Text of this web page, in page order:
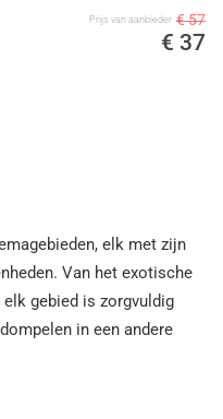
Prijs van aanbieder € 57
€ 37
elk met zijn
Van het exotische
gebied is zorgvuldig
in een andere